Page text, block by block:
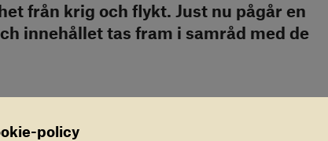
från krig och flykt. Just nu pågår en
innehållet tas fram i samråd med de
policy